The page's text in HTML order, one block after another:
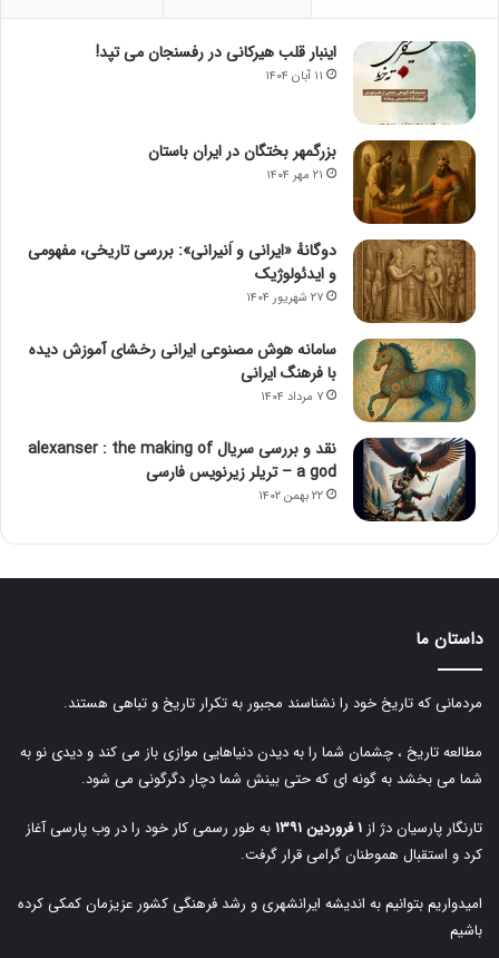
اینبار قلب هیرکانی در رفسنجان می تپد!
۱۱ آبان ۱۴۰۴
بزرگمهر بختگان در ایران باستان
۲۱ مهر ۱۴۰۴
دوگانهٔ «ایرانی و اَنیرانی»: بررسی تاریخی، مفهومی
و ایدئولوژیک
۲۷ شهریور ۱۴۰۴
سامانه هوش مصنوعی ایرانی رخشای آموزش دیده
با فرهنگ ایرانی
۷ مرداد ۱۴۰۴
نقد و بررسی سریال alexanser : the making of
a god – تریلر زیرنویس فارسی
۲۲ بهمن ۱۴۰۲
داستان ما
مردمانی که تاریخ خود را نشناسند مجبور به تکرار تاریخ و تباهی هستند.
مطالعه تاریخ ، چشمان شما را به دیدن دنیاهایی موازی باز می کند و دیدی نو به
شما می بخشد به گونه ای که حتی بینش شما دچار دگرگونی می شود.
تارنگار پارسیان دژ از ۱ فروردین ۱۳۹۱
به طور رسمی کار خود را در وب پارسی آغاز
کرد و استقبال هموطنان گرامی قرار گرفت.
امیدواریم بتوانیم به اندیشه ایرانشهری و رشد فرهنگی کشور عزیزمان کمکی کرده
باشیم